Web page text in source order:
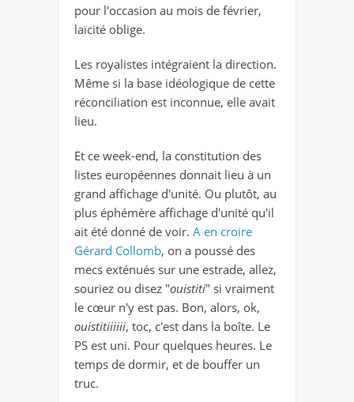
pour l'occasion au mois de février,
laïcité oblige.
Les royalistes intégraient la direction.
Même si la base idéologique de cette
réconciliation est inconnue, elle avait
lieu.
Et ce week-end, la constitution des
listes européennes donnait lieu à un
grand affichage d'unité. Ou plutôt, au
plus éphémère affichage d'unité qu'il
ait été donné de voir. A en croire
Gérard Collomb, on a poussé des
mecs exténués sur une estrade, allez,
souriez ou disez "ouistiti" si vraiment
le cœur n'y est pas. Bon, alors, ok,
ouistitiiiiii, toc, c'est dans la boîte. Le
PS est uni. Pour quelques heures. Le
temps de dormir, et de bouffer un
truc.